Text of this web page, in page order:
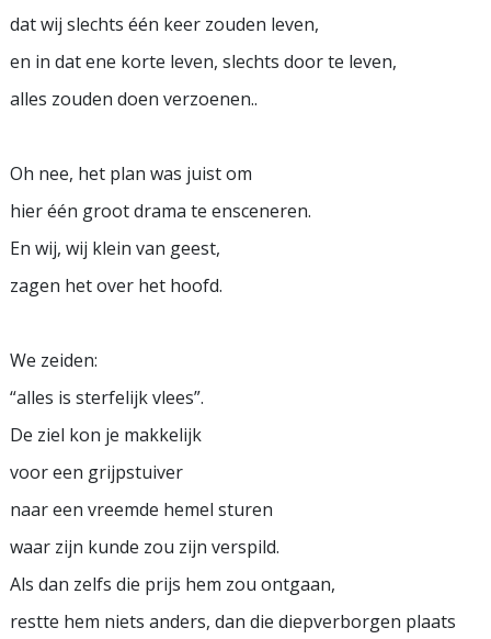
dat wij slechts één keer zouden leven,
en in dat ene korte leven, slechts door te leven,
alles zouden doen verzoenen..
Oh nee, het plan was juist om
hier één groot drama te ensceneren.
En wij, wij klein van geest,
zagen het over het hoofd.
We zeiden:
“alles is sterfelijk vlees”.
De ziel kon je makkelijk
voor een grijpstuiver
naar een vreemde hemel sturen
waar zijn kunde zou zijn verspild.
Als dan zelfs die prijs hem zou ontgaan,
restte hem niets anders, dan die diepverborgen plaats